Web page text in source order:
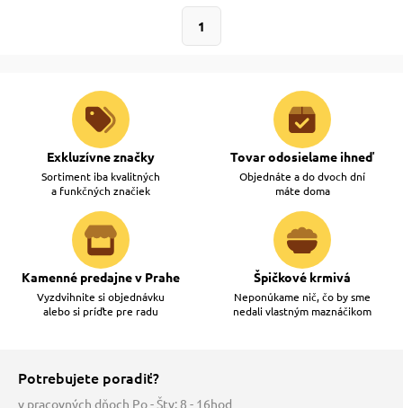
psov
psov
a pelechy
1
Exkluzívne značky
Sortiment iba kvalitných
a funkčných značiek
Tovar odosielame ihneď
Objednáte a do dvoch dní
máte doma
Kamenné predajne v Prahe
Vyzdvihnite si objednávku
alebo si príďte pre radu
Špičkové krmivá
Neponúkame nič, čo by sme
nedali vlastným maznáčikom
Potrebujete poradiť?
v pracovných dňoch Po - Štv: 8 - 16hod